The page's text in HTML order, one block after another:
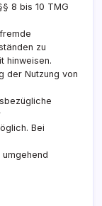
8 bis 10 TMG
zu
hinweisen.
der Nutzung von
Bei